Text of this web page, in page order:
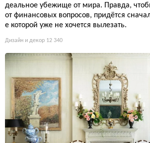
деальное убежище от мира. Правда,
от финансовых вопросов, придётся
е которой уже не хочется вылезать.
Дизайн и декор 12 340